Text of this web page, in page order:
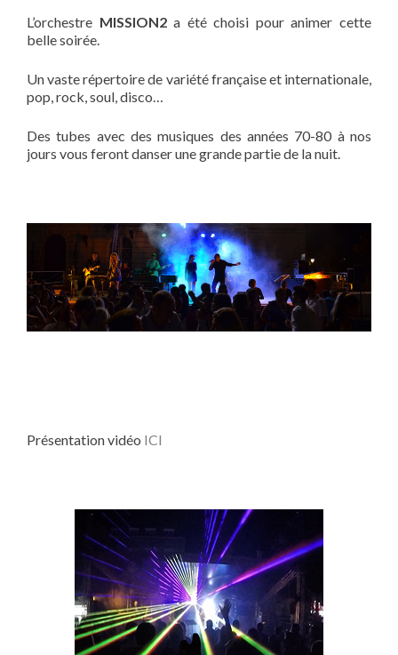
L’orchestre MISSION2a été choisi pour animer cette
belle soirée.
Un vaste répertoire de variété française et internationale,
pop, rock, soul, disco…
Des tubes avec des musiques des années 70-80 à nos
jours vous feront danser une grande partie de la nuit.
Présentation vidéo ICI